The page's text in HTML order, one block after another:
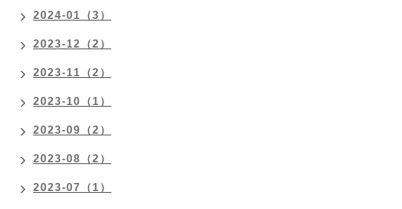
2024-01（3）
2023-12（2）
2023-11（2）
2023-10（1）
2023-09（2）
2023-08（2）
2023-07（1）